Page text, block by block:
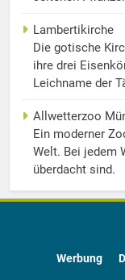
Lambertikirche
Die gotische
ihre drei
Leichname der
Allwetterzoo
Ein moderner
Welt. Bei jedem
überdacht sind.
Werbung